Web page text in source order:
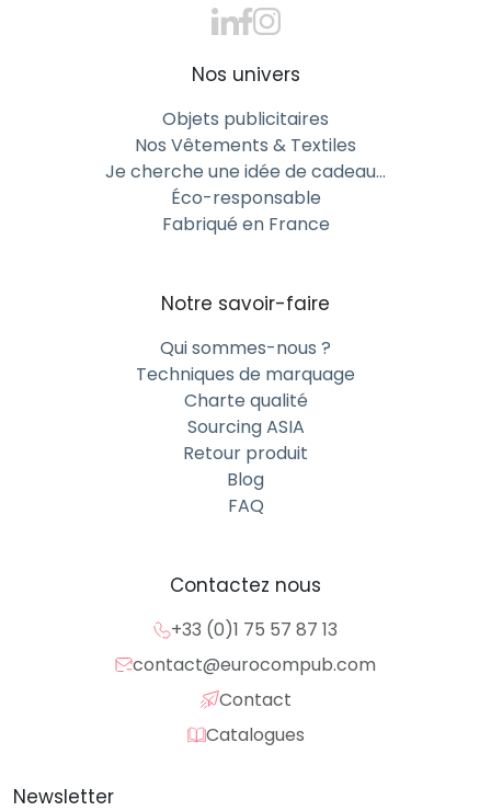
Nos univers
Objets publicitaires
Nos Vêtements & Textiles
Je cherche une idée de cadeau…
Éco-responsable
Fabriqué en France
Notre savoir-faire
Qui sommes-nous ?
Techniques de marquage
Charte qualité
Sourcing ASIA
Retour produit
Blog
FAQ
Contactez nous
+33 (0)1 75 57 87 13
contact@eurocompub.com
Contact
Catalogues
Newsletter